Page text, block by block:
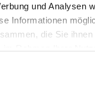
und Analysen
Informationen
die Sie